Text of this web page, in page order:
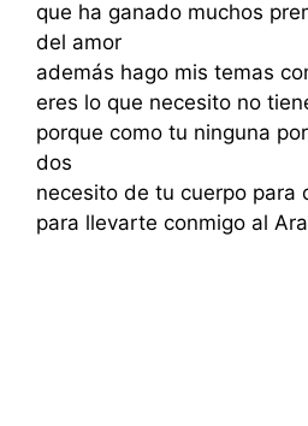
que ha ganado muchos
del amor
además hago mis temas
eres lo que necesito no
porque como tu ninguna
dos
necesito de tu cuerpo para
para llevarte conmigo al